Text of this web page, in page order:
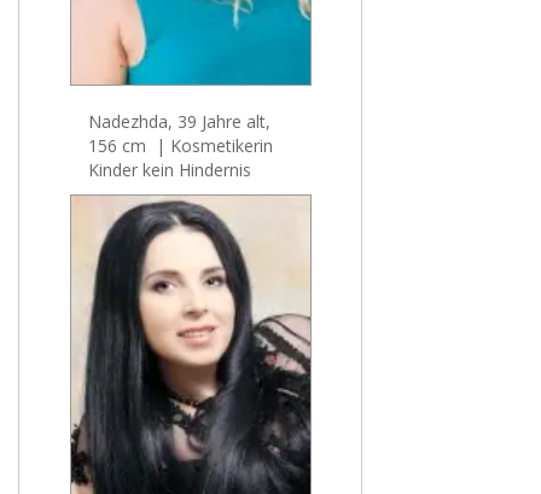
Nadezhda, 39 Jahre alt,
156 cm | Kosmetikerin
Kinder kein Hindernis